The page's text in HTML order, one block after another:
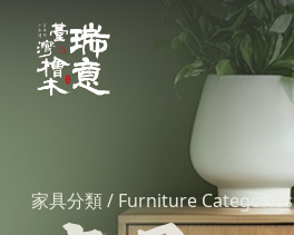
家具分類 / Furniture Categories